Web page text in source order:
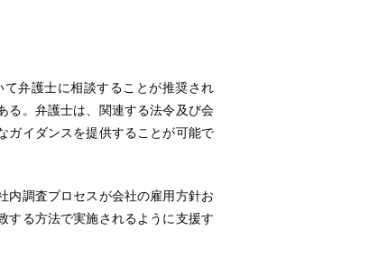
弁護士に相談することが推奨され
る。弁護士は、関連する法令及び会
ガイダンスを提供することが可能で
調査プロセスが会社の雇用方針お
する方法で実施されるように支援す